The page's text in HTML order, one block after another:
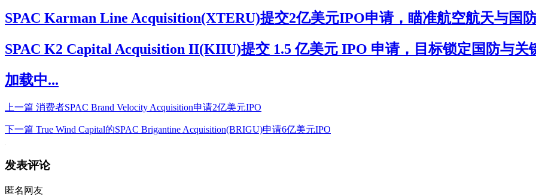
SPAC Karman Line Acquisition(XTERU)提交2亿美元IPO申请，瞄准航空航天与国
SPAC K2 Capital Acquisition II(KIIU)提交 1.5 亿美元 IPO 申请，目标锁定国防与关
加载中...
上一篇 消费者SPAC Brand Velocity Acquisition申请2亿美元IPO
下一篇 True Wind Capital的SPAC Brigantine Acquisition(BRIGU)申请6亿美元IPO
发表评论
匿名网友